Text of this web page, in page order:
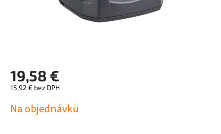
19,58 €
15,92 € bez DPH
cena:
Na objednávku